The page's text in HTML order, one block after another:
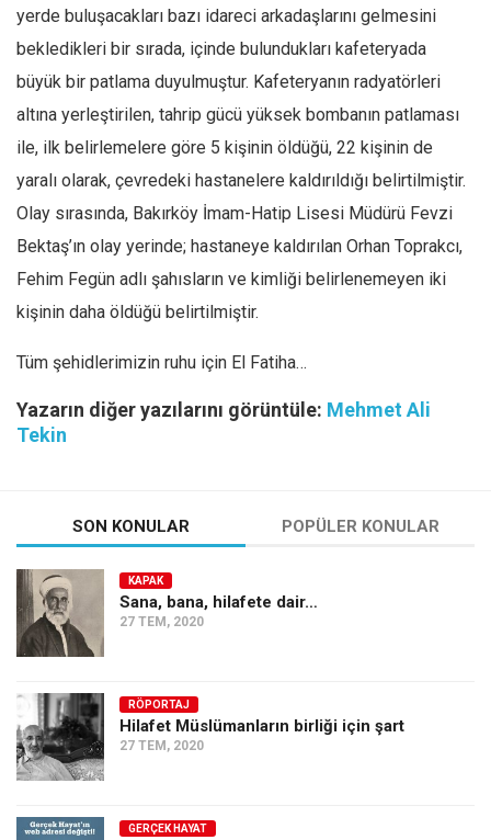
yerde buluşacakları bazı idareci arkadaşlarını gelmesini
bekledikleri bir sırada, içinde bulundukları kafeteryada
büyük bir patlama duyulmuştur. Kafeteryanın radyatörleri
altına yerleştirilen, tahrip gücü yüksek bombanın patlaması
ile, ilk belirlemelere göre 5 kişinin öldüğü, 22 kişinin de
yaralı olarak, çevredeki hastanelere kaldırıldığı belirtilmiştir.
Olay sırasında, Bakırköy İmam-Hatip Lisesi Müdürü Fevzi
Bektaş’ın olay yerinde; hastaneye kaldırılan Orhan Toprakcı,
Fehim Fegün adlı şahısların ve kimliği belirlenemeyen iki
kişinin daha öldüğü belirtilmiştir.
Tüm şehidlerimizin ruhu için El Fatiha…
Yazarın diğer yazılarını görüntüle: Mehmet Ali
Tekin
SON KONULAR POPÜLER KONULAR
KAPAK
Sana, bana, hilafete dair…
27 TEM, 2020
RÖPORTAJ
Hilafet Müslümanların birliği için şart
27 TEM, 2020
GERÇEK HAYAT